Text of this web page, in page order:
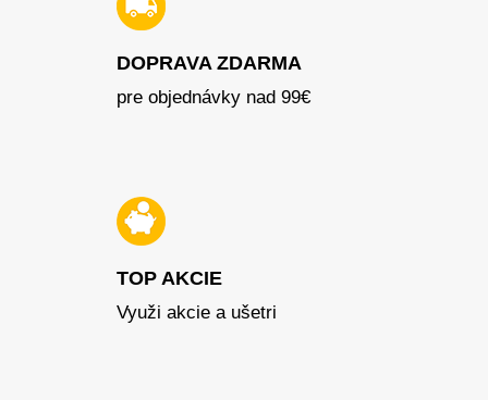
DOPRAVA ZDARMA
pre objednávky nad 99€
TOP AKCIE
Využi akcie a ušetri